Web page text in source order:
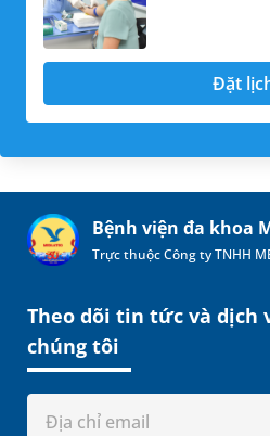
Đặt
Bệnh viện đa khoa
Trực thuộc Công ty TNHH
Theo dõi tin tức và dịch
chúng tôi